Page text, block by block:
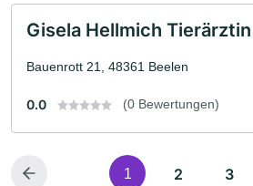
Gisela Hellmich Tierärztin
Bauenrott 21, 48361 Beelen
0.0 (0 Bewertungen)
1 2 3